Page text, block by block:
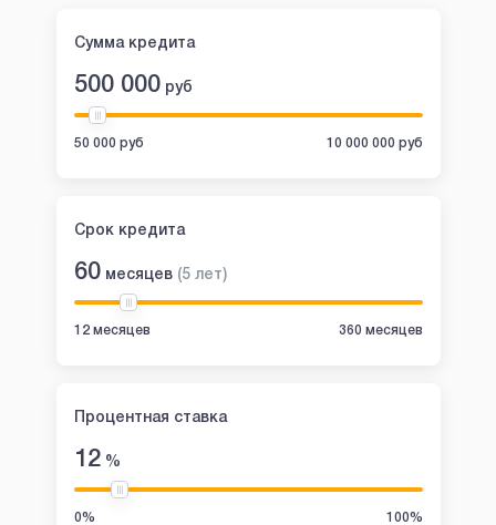
Сумма кредита
500 000 руб
50 000 руб 10 000 000 руб
Срок кредита
60 месяцев (5 лет)
12 месяцев 360 месяцев
Процентная ставка
12%
0% 100%